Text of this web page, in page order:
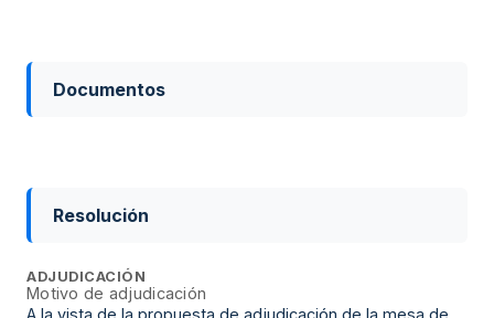
Documentos
Resolución
ADJUDICACIÓN
Motivo de adjudicación